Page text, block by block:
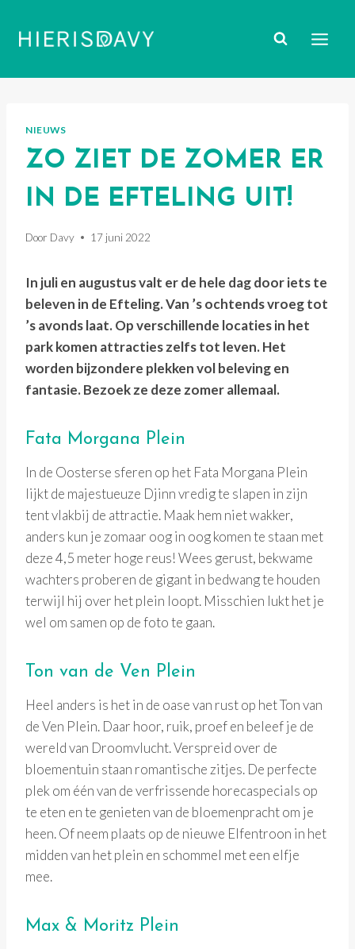
naar
NIEUWS
ZO ZIET DE ZOMER ER
IN DE EFTELING UIT!
Door Davy 17 juni 2022
In juli en augustus valt er de hele dag door iets te
beleven in de Efteling. Van ’s ochtends vroeg tot
’s avonds laat. Op verschillende locaties in het
park komen attracties zelfs tot leven. Het
worden bijzondere plekken vol beleving en
fantasie. Bezoek ze deze zomer allemaal.
Fata Morgana Plein
In de Oosterse sferen op het Fata Morgana Plein
lijkt de majestueuze Djinn vredig te slapen in zijn
tent vlakbij de attractie. Maak hem niet wakker,
anders kun je zomaar oog in oog komen te staan met
deze 4,5 meter hoge reus! Wees gerust, bekwame
wachters proberen de gigant in bedwang te houden
terwijl hij over het plein loopt. Misschien lukt het je
wel om samen op de foto te gaan.
Ton van de Ven Plein
Heel anders is het in de oase van rust op het Ton van
de Ven Plein. Daar hoor, ruik, proef en beleef je de
wereld van Droomvlucht. Verspreid over de
bloementuin staan romantische zitjes. De perfecte
plek om één van de verfrissende horecaspecials op
te eten en te genieten van de bloemenpracht om je
heen. Of neem plaats op de nieuwe Elfentroon in het
midden van het plein en schommel met een elfje
mee.
Max & Moritz Plein